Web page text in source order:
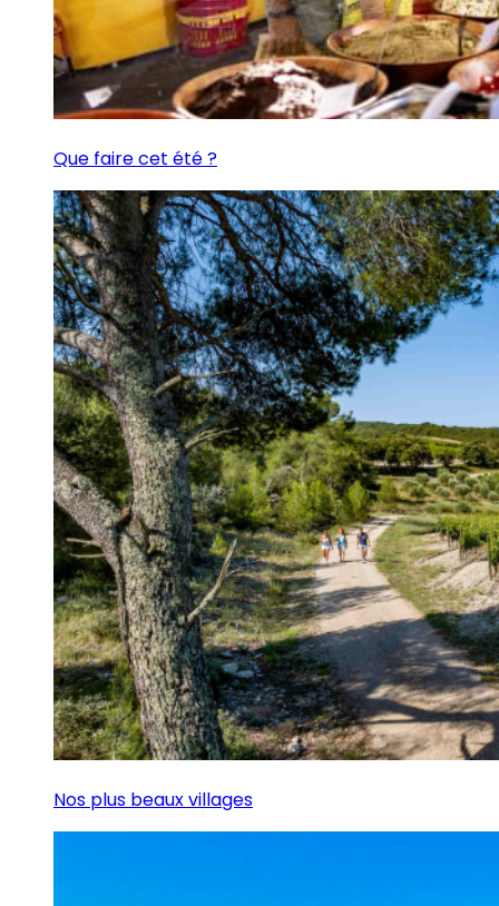
Que faire cet été ?
Nos plus beaux villages